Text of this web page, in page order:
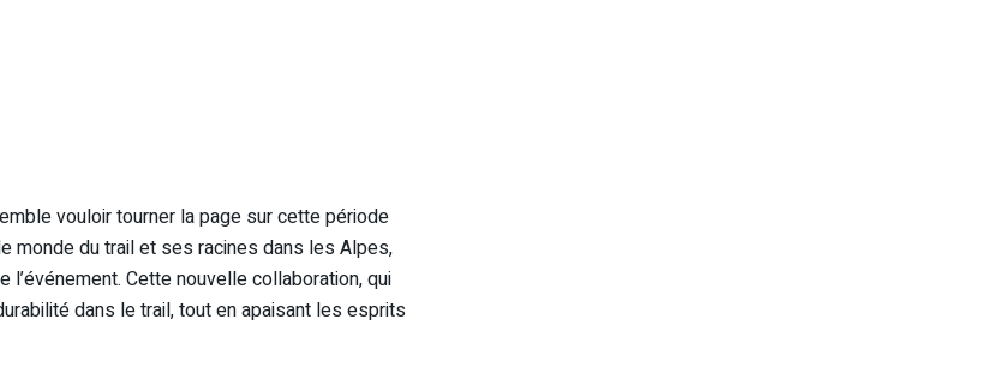
vouloir tourner la page sur cette période
monde du trail et ses racines dans les Alpes,
Cette nouvelle collaboration, qui
dans le trail, tout en apaisant les esprits